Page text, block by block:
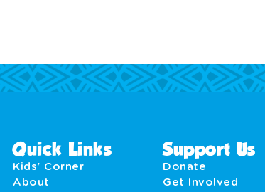
Quick Links
Kids' Corner
About
Support Us
Donate
Get Involved